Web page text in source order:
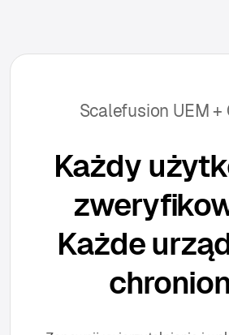
Scalefusion UEM +
Każdy
Każde